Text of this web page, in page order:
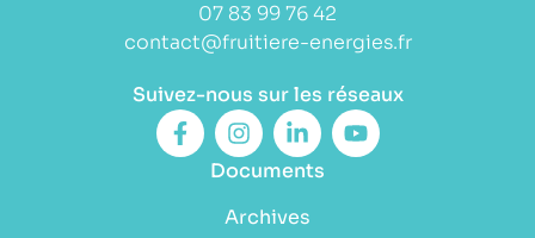
07 83 99 76 42
contact@fruitiere-energies.fr
Suivez-nous sur les réseaux
Documents
Archives